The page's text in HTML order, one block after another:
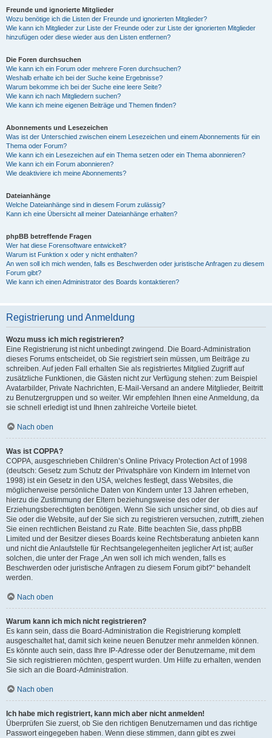
Freunde und ignorierte Mitglieder
Wozu benötige ich die Listen der Freunde und ignorierten Mitglieder?
Wie kann ich Mitglieder zur Liste der Freunde oder zur Liste der ignorierten Mitglieder
hinzufügen oder diese wieder aus den Listen entfernen?
Die Foren durchsuchen
Wie kann ich ein Forum oder mehrere Foren durchsuchen?
Weshalb erhalte ich bei der Suche keine Ergebnisse?
Warum bekomme ich bei der Suche eine leere Seite?
Wie kann ich nach Mitgliedern suchen?
Wie kann ich meine eigenen Beiträge und Themen finden?
Abonnements und Lesezeichen
Was ist der Unterschied zwischen einem Lesezeichen und einem Abonnements für ein
Thema oder Forum?
Wie kann ich ein Lesezeichen auf ein Thema setzen oder ein Thema abonnieren?
Wie kann ich ein Forum abonnieren?
Wie deaktiviere ich meine Abonnements?
Dateianhänge
Welche Dateianhänge sind in diesem Forum zulässig?
Kann ich eine Übersicht all meiner Dateianhänge erhalten?
phpBB betreffende Fragen
Wer hat diese Forensoftware entwickelt?
Warum ist Funktion x oder y nicht enthalten?
An wen soll ich mich wenden, falls es Beschwerden oder juristische Anfragen zu diesem
Forum gibt?
Wie kann ich einen Administrator des Boards kontaktieren?
Registrierung und Anmeldung
Wozu muss ich mich registrieren?
Eine Registrierung ist nicht unbedingt zwingend. Die Board-Administration
dieses Forums entscheidet, ob Sie registriert sein müssen, um Beiträge zu
schreiben. Auf jeden Fall erhalten Sie als registriertes Mitglied Zugriff auf
zusätzliche Funktionen, die Gästen nicht zur Verfügung stehen: zum Beispiel
Avatarbilder, Private Nachrichten, E-Mail-Versand an andere Mitglieder, Beitritt
zu Benutzergruppen und so weiter. Wir empfehlen Ihnen eine Anmeldung, da
sie schnell erledigt ist und Ihnen zahlreiche Vorteile bietet.
Nach oben
Was ist COPPA?
COPPA, ausgeschrieben Children’s Online Privacy Protection Act of 1998
(deutsch: Gesetz zum Schutz der Privatsphäre von Kindern im Internet von
1998) ist ein Gesetz in den USA, welches festlegt, dass Websites, die
möglicherweise persönliche Daten von Kindern unter 13 Jahren erheben,
hierzu die Zustimmung der Eltern beziehungsweise des oder der
Erziehungsberechtigten benötigen. Wenn Sie sich unsicher sind, ob dies auf
Sie oder die Website, auf der Sie sich zu registrieren versuchen, zutrifft, ziehen
Sie einen rechtlichen Beistand zu Rate. Bitte beachten Sie, dass phpBB
Limited und der Besitzer dieses Boards keine Rechtsberatung anbieten kann
und nicht die Anlaufstelle für Rechtsangelegenheiten jeglicher Art ist; außer
solchen, die unter der Frage „An wen soll ich mich wenden, falls es
Beschwerden oder juristische Anfragen zu diesem Forum gibt?“ behandelt
werden.
Nach oben
Warum kann ich mich nicht registrieren?
Es kann sein, dass die Board-Administration die Registrierung komplett
ausgeschaltet hat, damit sich keine neuen Benutzer mehr anmelden können.
Es könnte auch sein, dass Ihre IP-Adresse oder der Benutzername, mit dem
Sie sich registrieren möchten, gesperrt wurden. Um Hilfe zu erhalten, wenden
Sie sich an die Board-Administration.
Nach oben
Ich habe mich registriert, kann mich aber nicht anmelden!
Überprüfen Sie zuerst, ob Sie den richtigen Benutzernamen und das richtige
Passwort eingegeben haben. Wenn diese stimmen, dann gibt es zwei